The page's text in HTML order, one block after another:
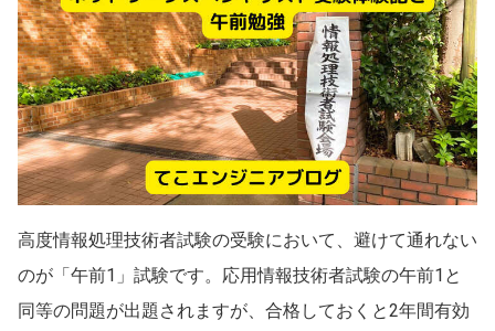
高度情報処理技術者試験の受験において、避けて通れない
のが「午前1」試験です。応用情報技術者試験の午前1と
同等の問題が出題されますが、合格しておくと2年間有効